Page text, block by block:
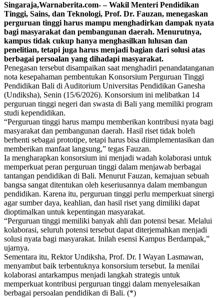
Singaraja,Warnaberita.com- – Wakil Menteri Pendidikan
Tinggi, Sains, dan Teknologi, Prof. Dr. Fauzan, menegaskan
perguruan tinggi harus mampu menghadirkan dampak nyata
bagi masyarakat dan pembangunan daerah. Menurutnya,
kampus tidak cukup hanya menghasilkan lulusan dan
penelitian, tetapi juga harus menjadi bagian dari solusi atas
berbagai persoalan yang dihadapi masyarakat.
Penegasan tersebut disampaikan saat menghadiri penandatanganan
nota kesepahaman pembentukan Konsorsium Perguruan Tinggi
Pendidikan Bali di Auditorium Universitas Pendidikan Ganesha
(Undiksha), Senin (15/6/2026). Konsorsium ini melibatkan 14
perguruan tinggi negeri dan swasta di Bali yang memiliki program
studi kependidikan.
“Perguruan tinggi harus mampu memberikan kontribusi nyata bagi
masyarakat dan pembangunan daerah. Hasil riset tidak boleh
berhenti sebagai prototipe, tetapi harus bisa diimplementasikan dan
memberikan manfaat langsung,” tegas Fauzan.
Ia mengharapkan konsorsium ini menjadi wadah kolaborasi untuk
memperkuat peran perguruan tinggi dalam menjawab berbagai
tantangan pendidikan di Bali. Menurut Fauzan, kemajuan sebuah
bangsa sangat ditentukan oleh keseriusannya dalam membangun
pendidikan. Karena itu, perguruan tinggi perlu memperkuat sinergi
agar sumber daya, keahlian, dan hasil riset yang dimiliki dapat
dioptimalkan untuk kepentingan masyarakat.
“Perguruan tinggi memiliki banyak ahli dan potensi besar. Melalui
kolaborasi, seluruh potensi tersebut dapat diterjemahkan menjadi
solusi nyata bagi masyarakat. Inilah esensi Kampus Berdampak,”
ujarnya.
Sementara itu, Rektor Undiksha, Prof. Dr. I Wayan Lasmawan,
menyambut baik terbentuknya konsorsium tersebut. Ia menilai
kolaborasi antarkampus menjadi langkah strategis untuk
memperkuat kontribusi perguruan tinggi dalam menyelesaikan
berbagai persoalan pendidikan di Bali. (*)